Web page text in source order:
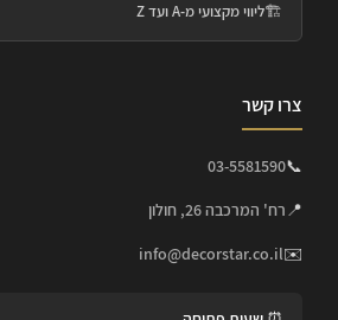
🏗️ליווי מקצועי מ-A ועד Z
צרו קשר
📞
03-5581590
📍רח' המרכבה 26, חולון
✉️
info@decorstar.co.il